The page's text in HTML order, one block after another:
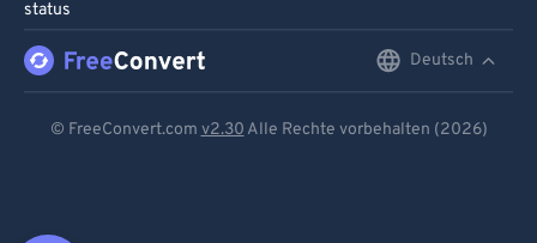
status
Deutsch
© FreeConvert.com v2.30 Alle Rechte vorbehalten (2026)